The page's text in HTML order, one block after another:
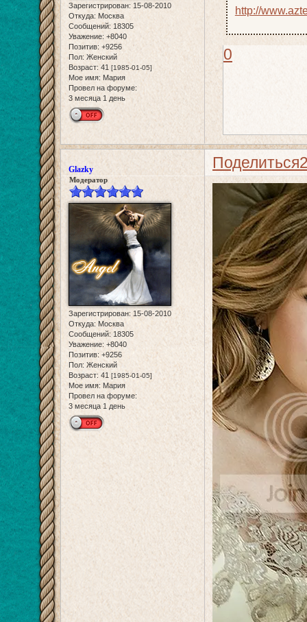
Зарегистрирован: 15-08-2010
Откуда: Москва
Сообщений: 18305
Уважение: +8040
Позитив: +9256
Пол: Женский
Возраст:41 [1985-01-05]
Мое имя: Мария
Провел на форуме:
3 месяца 1 день
http://
0
Поделиться
Glazky
Модератор
Зарегистрирован: 15-08-2010
Откуда: Москва
Сообщений: 18305
Уважение: +8040
Позитив: +9256
Пол: Женский
Возраст: 41 [1985-01-05]
Мое имя: Мария
Провел на форуме:
3 месяца 1 день